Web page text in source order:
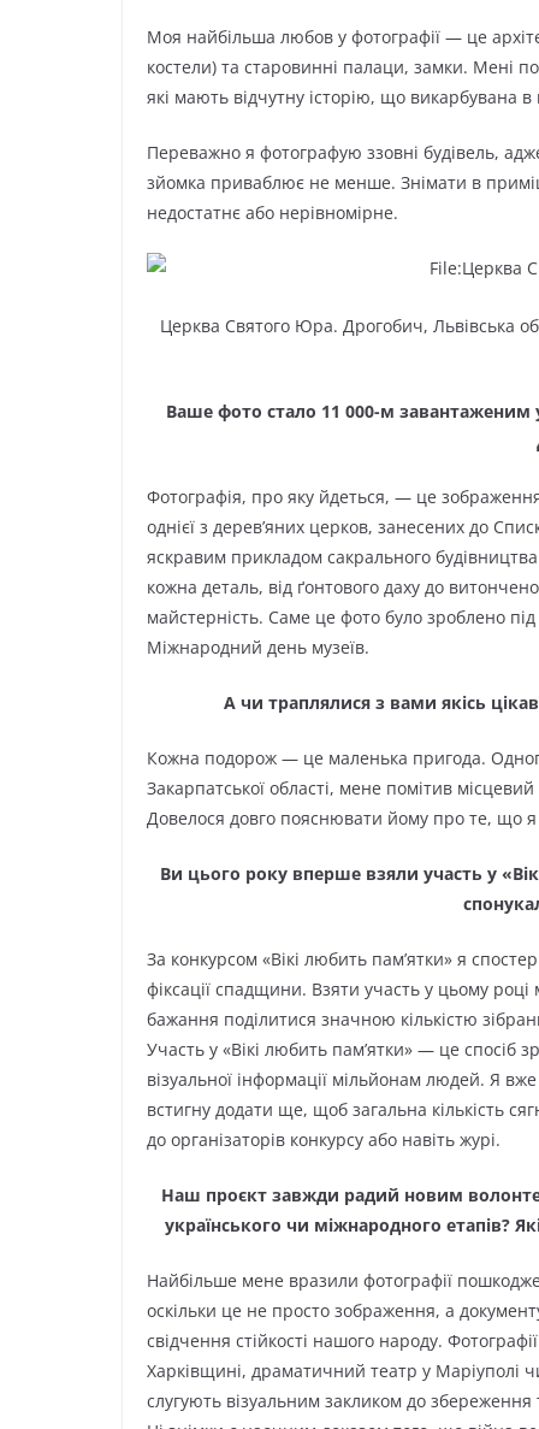
Моя найбільша любов у фотографії — це
костели) та старовинні палаци, замки. Мені
які мають відчутну історію, що викарбувана
Переважно я фотографую ззовні будівель,
зйомка приваблює не менше. Знімати в
недостатнє або нерівномірне.
Церква Святого Юра. Дрогобич, Львівська
Ваше фото стало 11 000-м завантаженим
Фотографія, про яку йдеться, — це
однієї з дерев’яних церков, занесених до
яскравим прикладом сакрального
кожна деталь, від ґонтового даху до
майстерність. Саме це фото було зроблено
Міжнародний день музеїв.
А чи траплялися з вами якісь
Кожна подорож — це маленька пригода.
Закарпатської області, мене помітив
Довелося довго пояснювати йому про те, що
Ви цього року вперше взяли участь у
За конкурсом «Вікі любить пам’ятки» я
фіксації спадщини. Взяти участь у цьому
бажання поділитися значною кількістю
Участь у «Вікі любить пам’ятки» — це спосіб
візуальної інформації мільйонам людей. Я
встигну додати ще, щоб загальна кількість
до організаторів конкурсу або навіть журі.
Наш проєкт завжди радий новим
українського чи міжнародного етапів?
Найбільше мене вразили фотографії
оскільки це не просто зображення, а
свідчення стійкості нашого народу.
Харківщині, драматичний театр у Маріуполі
слугують візуальним закликом до